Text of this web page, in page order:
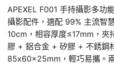
APEXEL F001 手持攝影多功
攝影配件，適配 99% 主流智
10cm，相容厚度≤17mm，
膠 + 鋁合金 + 矽膠 + 不銹鋼
85x60x25mm，輕巧易攜。